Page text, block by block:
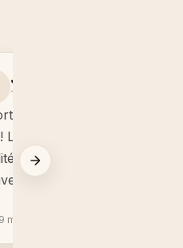
Julie B.
Toulouse
manga de mon fils, il
Le cadre est de très bonne
beaucoup mieux que ce
en grande surface. »
mois